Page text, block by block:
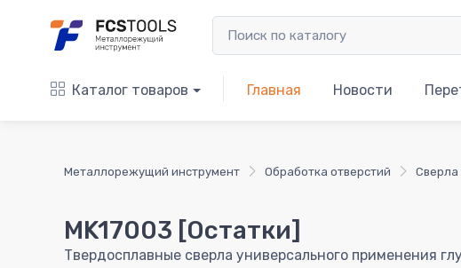
Каталог товаров Главная Новости
Металлорежущий инструмент Обработка отверстий Сверла
MK17003 [Остатки]
Твердосплавные сверла универсального применения